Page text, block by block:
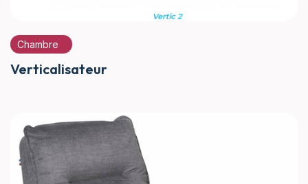
Chambre
Verticalisateur